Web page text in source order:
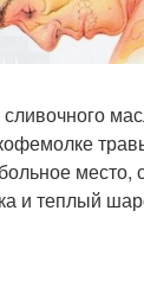
место,
и теплый